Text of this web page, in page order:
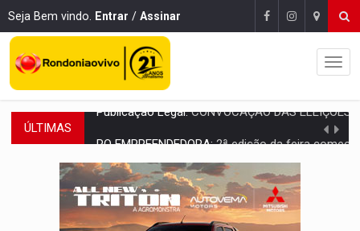
Seja Bem vindo. Entrar / Assinar
ÚLTIMAS 2ª edição da feira começa nesta quinta-feira (6) no
FORTALECIMENTO:Contratação de novos servidores reforça equipes do Cad
VÍDEO:Condutor de carro avança cruzamento e deixa
'OS OLHOS DO BRASIL':Emanuel Neri transforma indignação e esperança em